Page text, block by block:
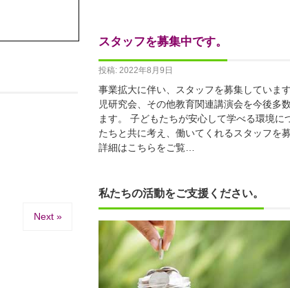
Next »
スタッフを募集中です。
投稿: 2022年8月9日
事業拡大に伴い、スタッフを募集していま
児研究会、その他教育関連講演会を今後多
ます。 子どもたちが安心して学べる環境に
たちと共に考え、働いてくれるスタッフを募
詳細はこちらをご覧…
私たちの活動をご支援ください。